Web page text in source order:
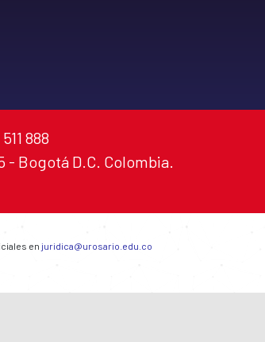
888
- Bogotá D.C. Colombia.
en juridica@urosario.edu.co